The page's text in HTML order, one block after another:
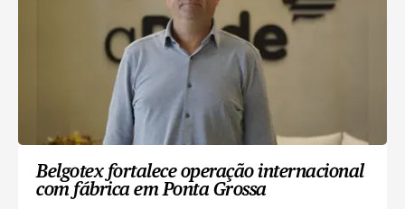
Belgotex fortalece operação internacional
com fábrica em Ponta Grossa